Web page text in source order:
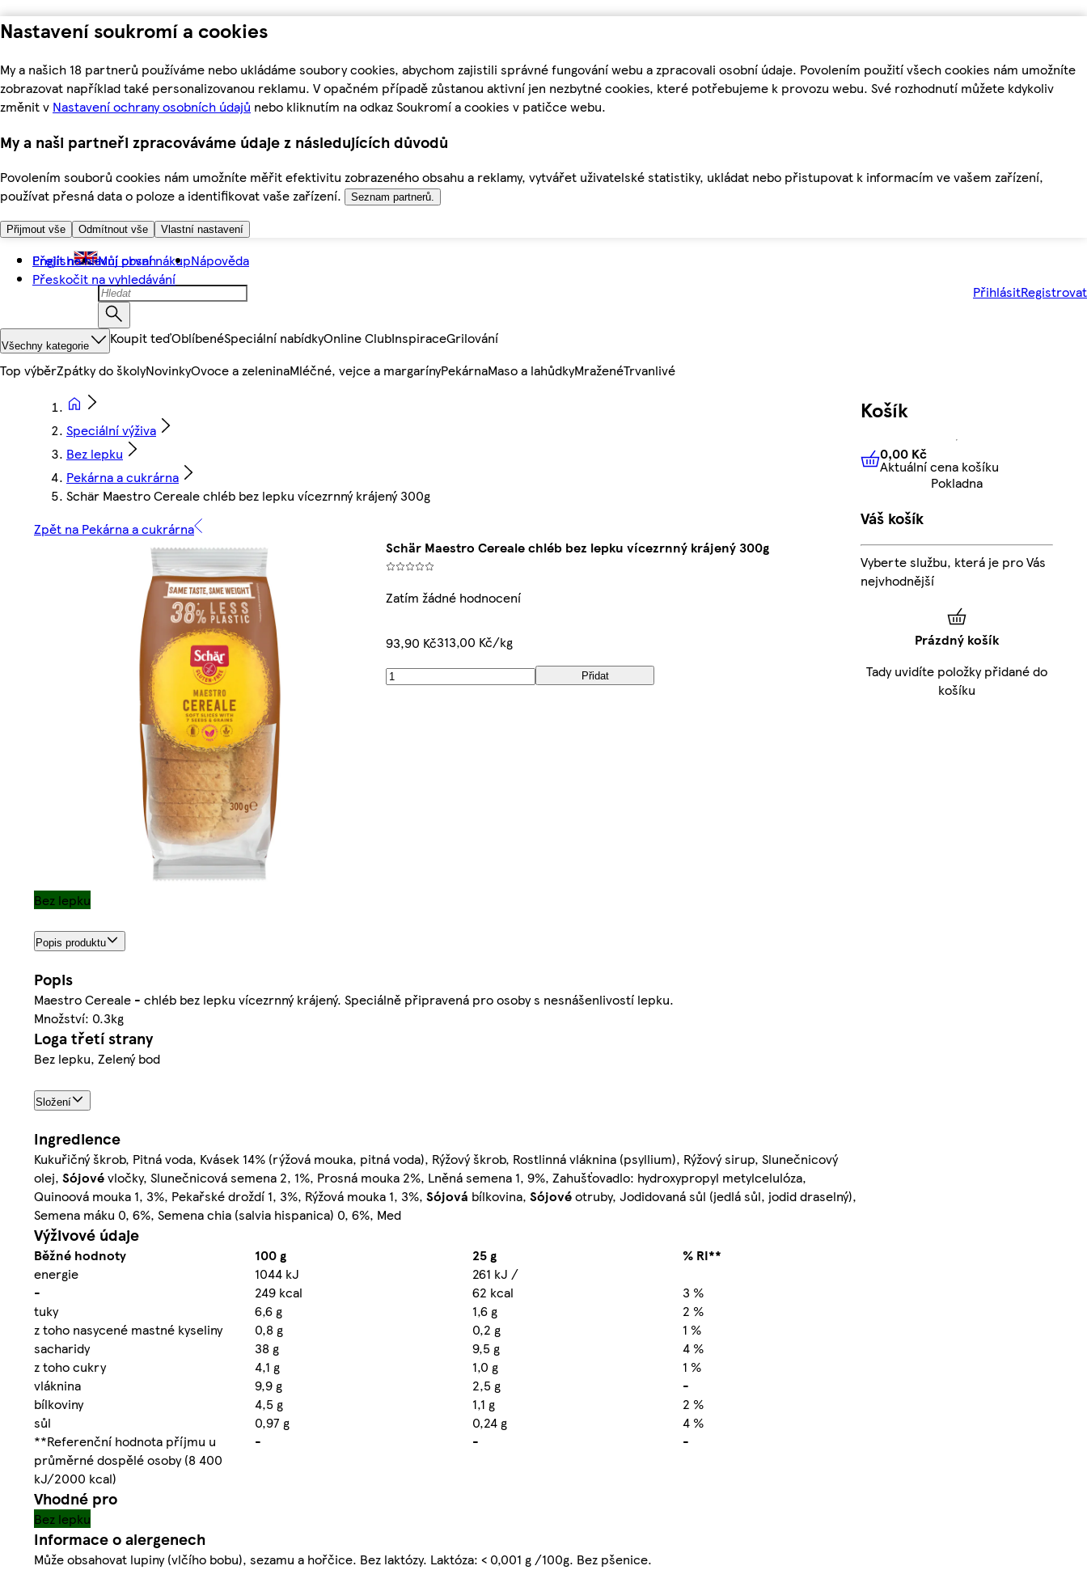
Nastavení soukromí a cookies
My a našich 18 partnerů používáme nebo ukládáme soubory cookies, abychom zajistili správné fungování webu a zpracovali osobní údaje. Povolením použití všech cookies nám umožníte
zobrazovat například také personalizovanou reklamu. V opačném případě zůstanou aktivní jen nezbytné cookies, které potřebujeme k provozu webu. Své rozhodnutí můžete kdykoliv
změnit v Nastavení ochrany osobních údajů nebo kliknutím na odkaz Soukromí a cookies v patičce webu.
My a naši partneři zpracováváme údaje z následujících důvodů
Povolením souborů cookies nám umožníte měřit efektivitu zobrazeného obsahu a reklamy, vytvářet uživatelské statistiky, ukládat nebo přistupovat k informacím ve vašem zařízení,
používat přesná data o poloze a identifikovat vaše zařízení.
Seznam partnerů.
Přijmout vše Odmítnout vše Vlastní nastavení
Přejít na hlavní obsah
Přeskočit na vyhledávání
English Můj první nákupNápověda
PřihlásitRegistrovat
Všechny kategorie Koupit teďOblíbenéSpeciální nabídkyOnline ClubInspiraceGrilování
Top výběrZpátky do školyNovinkyOvoce a zeleninaMléčné, vejce a margarínyPekárnaMaso a lahůdkyMraženéTrvanlivé
Speciální výživa
Bez lepku
Pekárna a cukrárna
Schär Maestro Cereale chléb bez lepku vícezrnný krájený 300g
Zpět na Pekárna a cukrárna
Schär Maestro Cereale chléb bez lepku vícezrnný krájený 300g
Zatím žádné hodnocení
93,90 Kč313,00 Kč/kg
Přidat
Bez lepku
Popis produktu
Popis
Maestro Cereale - chléb bez lepku vícezrnný krájený. Speciálně připravená pro osoby s nesnášenlivostí lepku.
Množství: 0.3kg
Loga třetí strany
Bez lepku, Zelený bod
Složení
Ingredience
Kukuřičný škrob, Pitná voda, Kvásek 14% (rýžová mouka, pitná voda), Rýžový škrob, Rostlinná vláknina (psyllium), Rýžový sirup, Slunečnicový
olej, Sójovévločky, Slunečnicová semena 2, 1%, Prosná mouka 2%, Lněná semena 1, 9%, Zahušťovadlo: hydroxypropyl metylcelulóza,
Quinoová mouka 1, 3%, Pekařské droždí 1, 3%, Rýžová mouka 1, 3%, Sójová bílkovina, Sójovéotruby, Jodidovaná sůl (jedlá sůl, jodid draselný),
Semena máku 0, 6%, Semena chia (salvia hispanica) 0, 6%, Med
Výživové údaje
Běžné hodnoty 100 g 25 g
% RI**
energie
1044 kJ
261 kJ /
-
249 kcal 62 kcal
3 %
tuky
6,6 g 1,6 g
2 %
z toho nasycené mastné kyseliny
0,8 g 0,2 g
1 %
sacharidy
38 g 9,5 g
4 %
z toho cukry
4,1 g 1,0 g
1 %
vláknina
9,9 g 2,5 g
-
bílkoviny
4,5 g 1,1 g
2 %
sůl
0,97 g 0,24 g
4 %
**Referenční hodnota příjmu u
průměrné dospělé osoby (8 400
kJ/2000 kcal)
- - -
Vhodné pro
Bez lepku
Informace o alergenech
Může obsahovat lupiny (vlčího bobu), sezamu a hořčice. Bez laktózy. Laktóza: < 0,001 g /100g. Bez pšenice.
Košík
0,00 KčAktuální cena košíku
0,00 Kč
Aktuální cena košíku
Pokladna
Váš košík
Vyberte službu, která je pro Vás
nejvhodnější
Prázdný košík
Tady uvidíte položky přidané do
košíku